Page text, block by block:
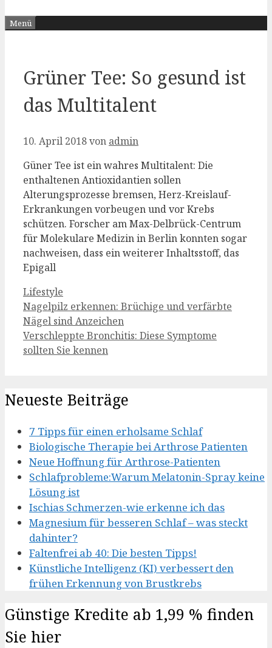
Menü
Grüner Tee: So gesund ist
das Multitalent
10. April 2018von admin
Güner Tee ist ein wahres Multitalent: Die
enthaltenen Antioxidantien sollen
Alterungsprozesse bremsen, Herz-Kreislauf-
Erkrankungen vorbeugen und vor Krebs
schützen. Forscher am Max-Delbrück-Centrum
für Molekulare Medizin in Berlin konnten sogar
nachweisen, dass ein weiterer Inhaltsstoff, das
Epigall
Kategorien
Lifestyle
Nagelpilz erkennen: Brüchige und verfärbte
Nägel sind Anzeichen
Verschleppte Bronchitis: Diese Symptome
sollten Sie kennen
Neueste Beiträge
7 Tipps für einen erholsame Schlaf
Biologische Therapie bei Arthrose Patienten
Neue Hoffnung für Arthrose-Patienten
Schlafprobleme:Warum Melatonin-Spray keine
Lösung ist
Ischias Schmerzen-wie erkenne ich das
Magnesium für besseren Schlaf – was steckt
dahinter?
Faltenfrei ab 40: Die besten Tipps!
Künstliche Intelligenz (KI) verbessert den
frühen Erkennung von Brustkrebs
Günstige Kredite ab 1,99 % finden
Sie hier